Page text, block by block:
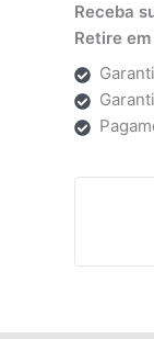
Receba
Retire